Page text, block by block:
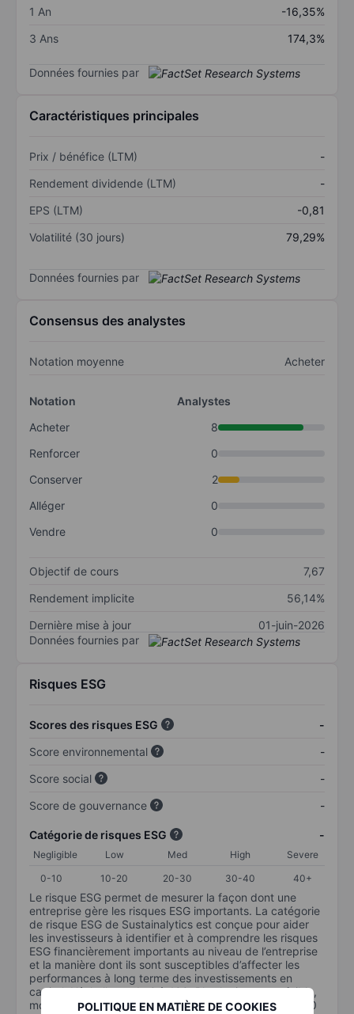
POLITIQUE EN MATIÈRE DE COOKIES
1 An
-16,35%
3 Ans
174,3%
Données fournies par
Caractéristiques principales
Prix / bénéfice (LTM)
-
Rendement dividende (LTM)
-
EPS (LTM)
-0,81
Volatilité (30 jours)
79,29%
Données fournies par
Consensus des analystes
Notation moyenne Acheter
Notation
Analystes
Acheter
8
Renforcer
0
Conserver
2
Alléger
0
Vendre
0
Objectif de cours
7,67
Rendement implicite
56,14%
Dernière mise à jour
01-juin-2026
Données fournies par
Risques ESG
Scores des risques ESG
-
Score environnemental
-
Score social
-
Score de gouvernance
-
Catégorie de risques ESG -
Negligible Low Med High
Severe
0-10
10-20 20-30 30-40 40+
Le risque ESG permet de mesurer la façon dont une
entreprise gère les risques ESG importants. La catégorie
de risque ESG de Sustainalytics est conçue pour aider
les investisseurs à identifier et à comprendre les risques
ESG financièrement importants au niveau de l’entreprise
et la manière dont ils sont susceptibles d’affecter les
performances à long terme des investissements en
capital. L’échelle va de 0 à 100. Plus le risque est faible,
moins il est important (0 équivaut à aucun risque et 100